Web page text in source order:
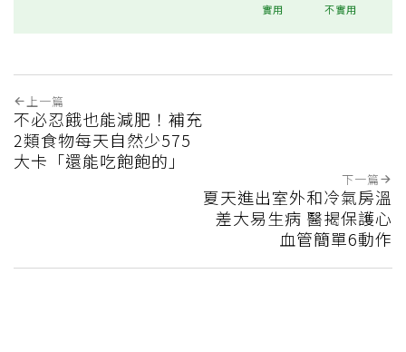
實用 不實用
上一篇
不必忍餓也能減肥！補充
2類食物每天自然少575
大卡「還能吃飽飽的」
下一篇
夏天進出室外和冷氣房溫
差大易生病 醫揭保護心
血管簡單6動作